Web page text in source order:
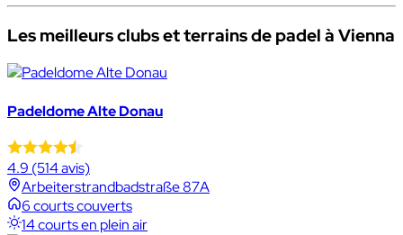
Les meilleurs clubs et terrains de padel à Vienna
Padeldome Alte Donau
4.9 (514 avis)
Arbeiterstrandbadstraße 87A
6 courts couverts
14 courts en plein air